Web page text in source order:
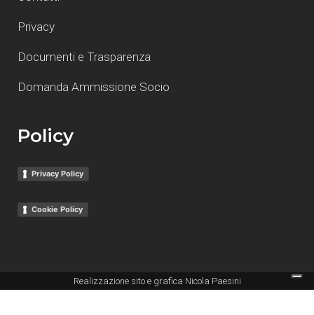
Privacy
Documenti e Trasparenza
Domanda Ammissione Socio
Policy
Privacy Policy
Cookie Policy
Realizzazione sito e grafica Nicola Paesini